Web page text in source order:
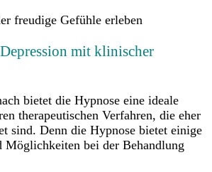
mit klinischer
bietet die Hypnose eine ideale
therapeutischen Verfahren, die eher
sind. Denn die Hypnose bietet einige
Möglichkeiten bei der Behandlung